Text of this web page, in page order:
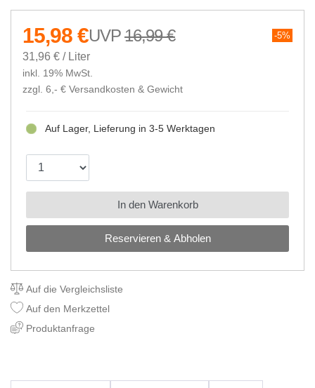
16,99 € 5%
15,98 €
31,96 € / Liter
inkl. 19% MwSt.
zzgl. 6,- € Versandkosten & Gewicht
Reservieren & Abholen
Auf Lager, Lieferung in 3-5 Werktagen
In den Warenkorb
Auf die Vergleichsliste
Auf den Merkzettel
Produktanfrage